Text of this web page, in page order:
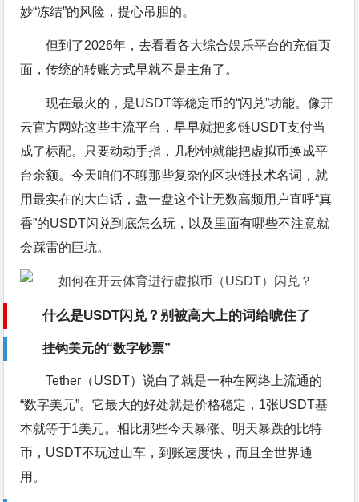
妙“冻结”的风险，提心吊胆的。
但到了2026年，去看看各大综合娱乐平台的充值页
面，传统的转账方式早就不是主角了。
现在最火的，是USDT等稳定币的“闪兑”功能。像开
云官方网站这些主流平台，早早就把多链USDT支付当
成了标配。只要动动手指，几秒钟就能把虚拟币换成平
台余额。今天咱们不聊那些复杂的区块链技术名词，就
用最实在的大白话，盘一盘这个让无数高频用户直呼“真
香”的USDT闪兑到底怎么玩，以及里面有哪些不注意就
会踩雷的巨坑。
什么是USDT闪兑？别被高大上的词给唬住了
挂钩美元的“数字钞票”
Tether（USDT）说白了就是一种在网络上流通的
“数字美元”。它最大的好处就是价格稳定，1张USDT基
本就等于1美元。相比那些今天暴涨、明天暴跌的比特
币，USDT不玩过山车，到账速度快，而且全世界通
用。